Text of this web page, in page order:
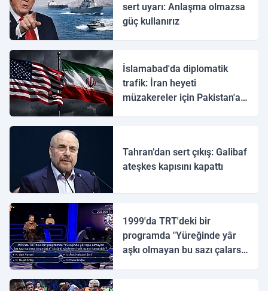
sert uyarı: Anlaşma olmazsa
güç kullanırız
İslamabad'da diplomatik
trafik: İran heyeti
müzakereler için Pakistan'a
Tahran’dan sert çıkış: Galibaf
ateşkes kapısını kapattı
1999'da TRT'deki bir
programda "Yüreğinde yâr
aşkı olmayan bu sazı çalarsa